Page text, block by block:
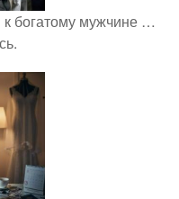
богатому мужчине …